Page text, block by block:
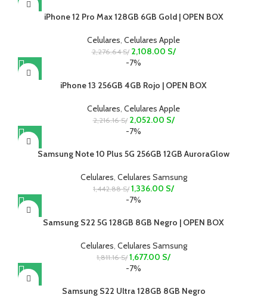
iPhone 12 Pro Max 128GB 6GB Gold | OPEN BOX
Celulares, Celulares Apple
2,276.64S/ 2,108.00 S/
-7%
iPhone 13 256GB 4GB Rojo | OPEN BOX
Celulares, Celulares Apple
2,216.16S/ 2,052.00 S/
-7%
Samsung Note 10 Plus 5G 256GB 12GB AuroraGlow
Celulares, Celulares Samsung
1,442.88S/ 1,336.00 S/
-7%
Samsung S22 5G 128GB 8GB Negro | OPEN BOX
Celulares, Celulares Samsung
1,811.16S/ 1,677.00 S/
-7%
Samsung S22 Ultra 128GB 8GB Negro